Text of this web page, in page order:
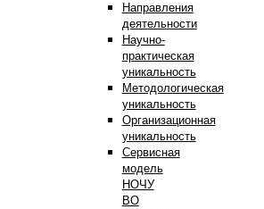
Направления
деятельности
Научно-
практическая
уникальность
Методологическая
уникальность
Организационная
уникальность
Сервисная
модель
НОЧУ
ВО